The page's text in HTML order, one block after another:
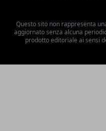
Questo sito non rappresenta
aggiornato senza alcuna
prodotto editoriale ai sensi